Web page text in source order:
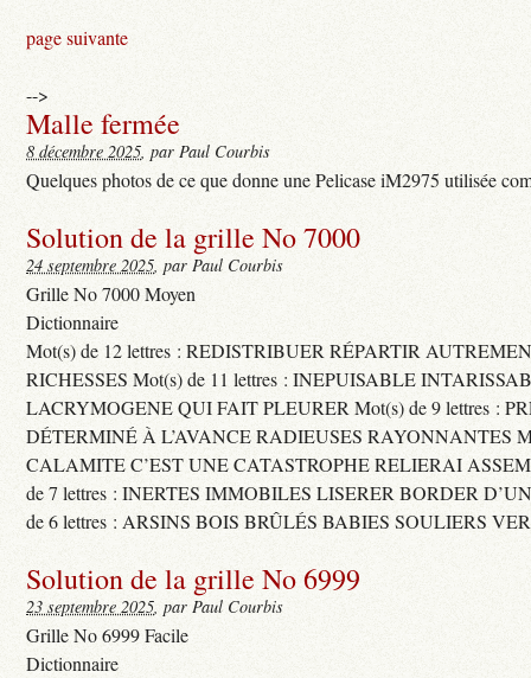
page suivante
-->
Malle fermée
8 décembre 2025, par Paul Courbis
Quelques photos de ce que donne une Pelicase iM2975 utilisée
Solution de la grille No 7000
24 septembre 2025, par Paul Courbis
Grille No 7000 Moyen
Dictionnaire
Mot(s) de 12 lettres : REDISTRIBUER RÉPARTIR
RICHESSES Mot(s) de 11 lettres : INEPUISABLE
LACRYMOGENE QUI FAIT PLEURER Mot(s) de 9 lettres :
DÉTERMINÉ À L’AVANCE RADIEUSES RAYONNANTES
CALAMITE C’EST UNE CATASTROPHE RELIERAI
de 7 lettres : INERTES IMMOBILES LISERER BORDER
de 6 lettres : ARSINS BOIS BRÛLÉS BABIES SOULIERS
Solution de la grille No 6999
23 septembre 2025, par Paul Courbis
Grille No 6999 Facile
Dictionnaire